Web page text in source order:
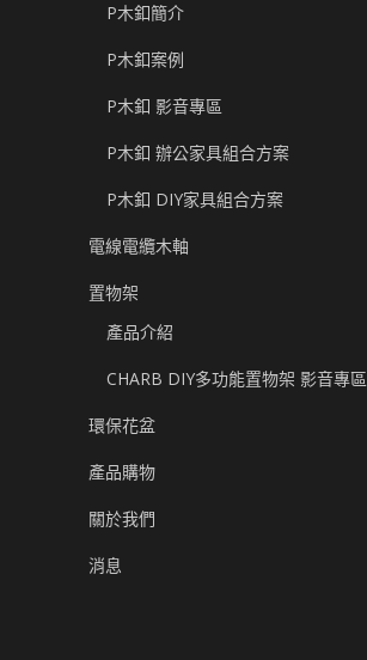
P木釦簡介
P木釦案例
P木釦 影音專區
P木釦 辦公家具組合方案
P木釦 DIY家具組合方案
電線電纜木軸
置物架
產品介紹
CHARB DIY多功能置物架 影音專區
環保花盆
產品購物
關於我們
消息